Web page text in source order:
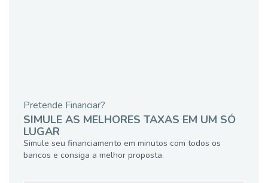
Pretende Financiar?
SIMULE AS MELHORES TAXAS EM UM SÓ
LUGAR
Simule seu financiamento em minutos com todos os
bancos e consiga a melhor proposta.